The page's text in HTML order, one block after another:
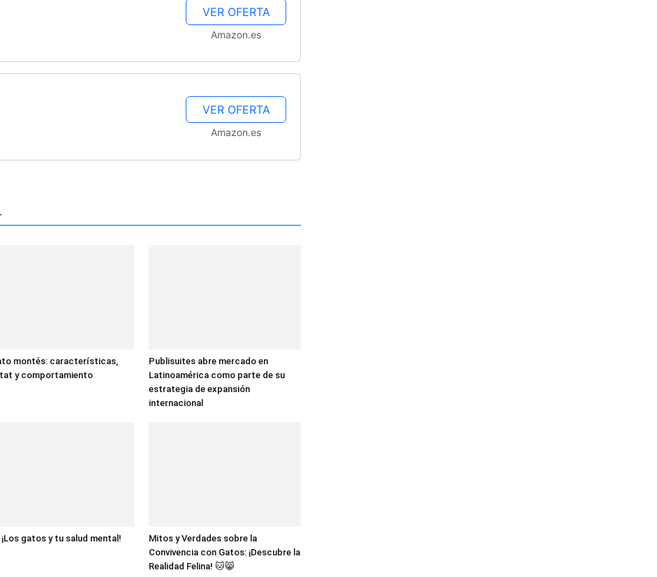
VER OFERTA
Amazon.es
VER OFERTA
Amazon.es
montés: características,
y comportamiento
Publisuites abre mercado en
Latinoamérica como parte de su
estrategia de expansión
internacional
¡Los gatos y tu salud mental!
Mitos y Verdades sobre la
Convivencia con Gatos: ¡Descubre la
Realidad Felina! 🐱😸